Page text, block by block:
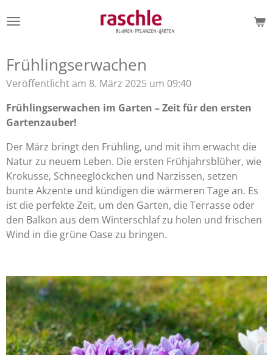
Hauptinhalt
Frühlingserwachen
Veröffentlicht am 8. März 2025 um 09:40
Frühlingserwachen im Garten – Zeit für den ersten
Gartenzauber!
Der März bringt den Frühling, und mit ihm erwacht die
Natur zu neuem Leben. Die ersten Frühjahrsblüher, wie
Krokusse, Schneeglöckchen und Narzissen, setzen
bunte Akzente und kündigen die wärmeren Tage an. Es
ist die perfekte Zeit, um den Garten, die Terrasse oder
den Balkon aus dem Winterschlaf zu holen und frischen
Wind in die grüne Oase zu bringen.